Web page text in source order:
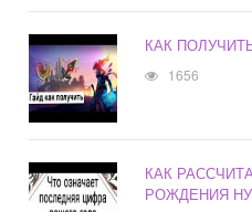
КАК
1656
КАК
РОЖДЕНИЯ